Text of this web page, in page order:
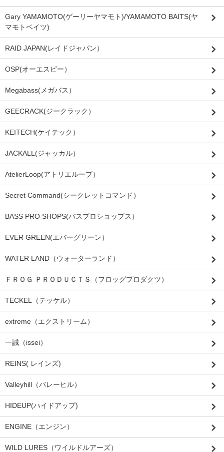
Gary YAMAMOTO(ゲーリーヤマモト)/YAMAMOTO BAITS(ヤ
マモトベイツ)
RAID JAPAN(レイドジャパン）
OSP(オーエスピー）
Megabass(メガバス）
GEECRACK(ジークラック）
KEITECH(ケイテック）
JACKALL(ジャッカル）
AtelierLoop(アトリエループ）
Secret Command(シークレットコマンド）
BASS PRO SHOPS(バスプロショップス）
EVER GREEN(エバーグリーン）
WATER LAND（ウォーターランド）
ＦＲＯＧ ＰＲＯＤＵＣＴＳ（フロッグプロダクツ）
TECKEL（テッケル）
extreme（エクストリーム）
一誠（issei）
REINS( レインズ)
Valleyhill（バレーヒル）
HIDEUP(ハイドアップ)
ENGINE（エンジン）
WILD LURES（ワイルドルアーズ）